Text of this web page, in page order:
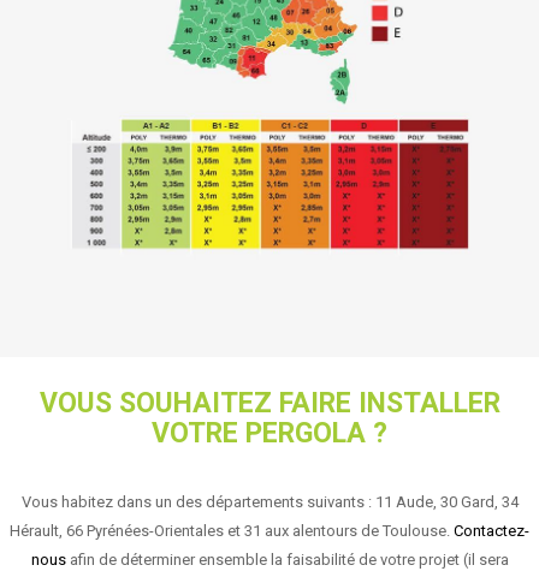
VOUS SOUHAITEZ FAIRE INSTALLER
VOTRE PERGOLA ?
Vous habitez dans un des départements suivants : 11 Aude, 30 Gard, 34
Hérault, 66 Pyrénées-Orientales et 31 aux alentours de Toulouse. Contactez-
nousafin de déterminer ensemble la faisabilité de votre projet (il sera